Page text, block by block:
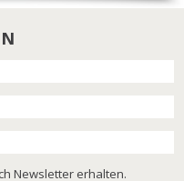
Newsletter erhalten.